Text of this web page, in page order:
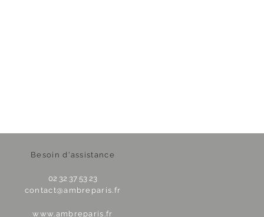
Besoin d'assistance
02 32 37 53 23
contact@ambreparis.fr
www.ambreparis.fr